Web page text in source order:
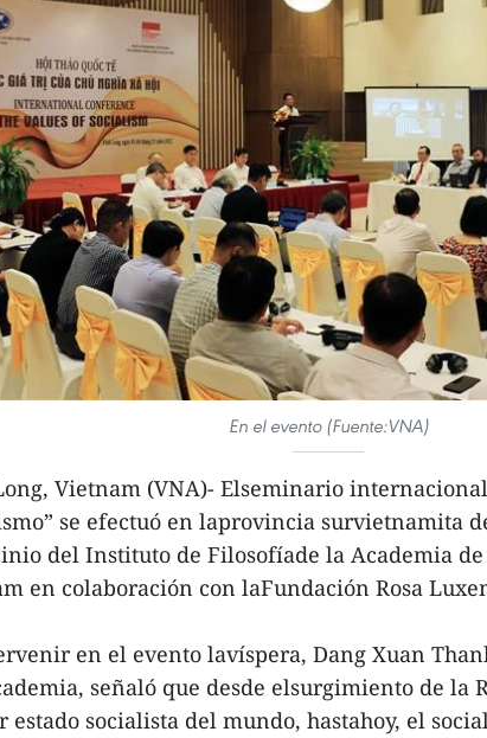
En el evento (Fuente:VNA)
Vietnam (VNA)- Elseminario
se efectuó en laprovincia survietnamita
del Instituto de Filosofíade la Academia de
en colaboración con laFundación Rosa
en el evento lavíspera, Dang Xuan
señaló que desde elsurgimiento de la
estado socialista del mundo, hastahoy, el